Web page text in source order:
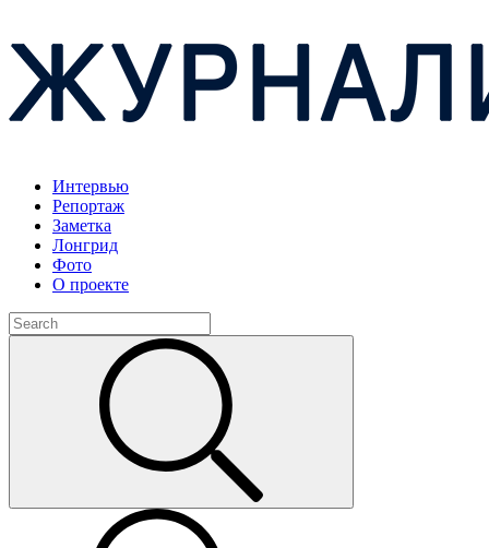
Интервью
Репортаж
Заметка
Лонгрид
Фото
О проекте